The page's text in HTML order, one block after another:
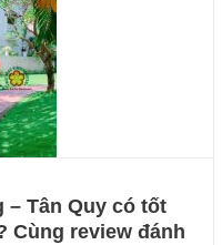
– Tân Quy có tốt
Cùng review đánh